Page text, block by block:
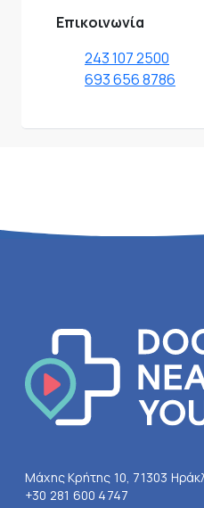
Επικοινωνία
243 107 2500
693 656 8786
Μάχης Κρήτης 10, 71303
+30 281 600 4747